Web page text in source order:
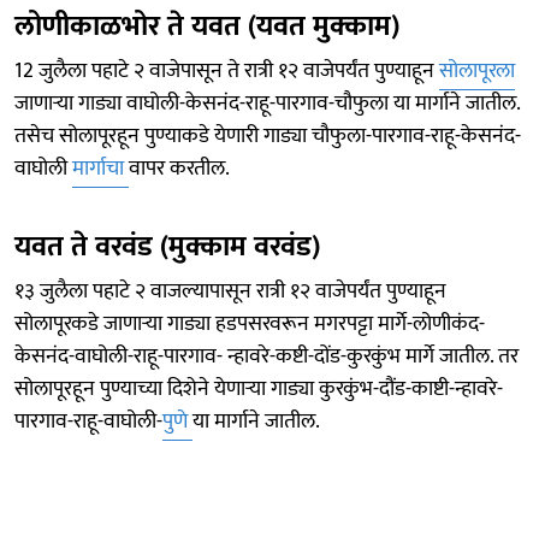
लोणीकाळभोर ते यवत (यवत मुक्काम)
12 जुलैला पहाटे २ वाजेपासून ते रात्री १२ वाजेपर्यंत पुण्याहूनसोलापूरला
जाणाऱ्या गाड्या वाघोली-केसनंद-राहू-पारगाव-चौफुला या मार्गाने जातील.
तसेच सोलापूरहून पुण्याकडे येणारी गाड्या चौफुला-पारगाव-राहू-केसनंद-
वाघोलीमार्गाचावापर करतील.
यवत ते वरवंड (मुक्काम वरवंड)
१३ जुलैला पहाटे २ वाजल्यापासून रात्री १२ वाजेपर्यंत पुण्याहून
सोलापूरकडे जाणाऱ्या गाड्या हडपसरवरून मगरपट्टा मार्गे-लोणीकंद-
केसनंद-वाघोली-राहू-पारगाव- न्हावरे-कष्टी-दोंड-कुरकुंभ मार्गे जातील. तर
सोलापूरहून पुण्याच्या दिशेने येणाऱ्या गाड्या कुरकुंभ-दौंड-काष्टी-न्हावरे-
पारगाव-राहू-वाघोली-पुणेया मार्गाने जातील.